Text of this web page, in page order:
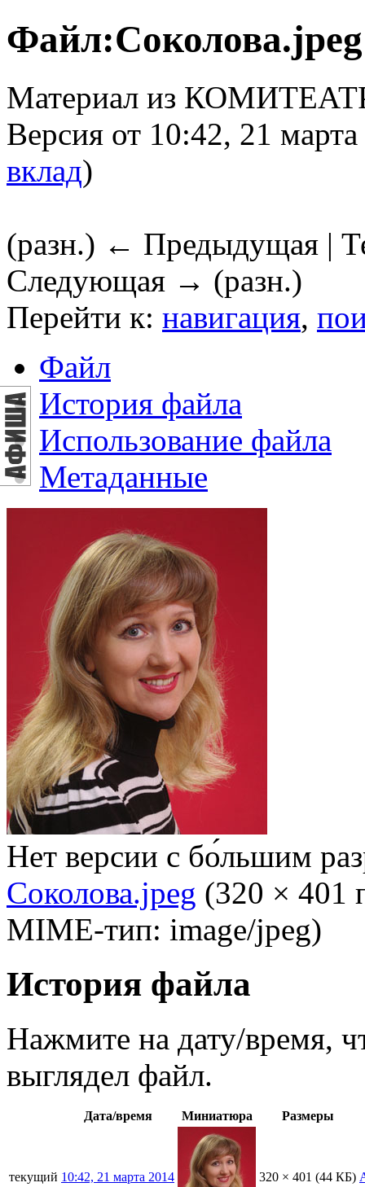
Файл:Соколова.jpeg
Материал из
Версия от 10:42, 21
вклад)
(разн.) ← Предыдущая |
Следующая → (разн.)
Перейти к: навигация,
Файл
История файла
Использование файла
Метаданные
Нет версии с бо́льшим
Соколова.jpeg (320 × 401
MIME-тип: image/jpeg)
История файла
Нажмите на дату/время,
выглядел файл.
Дата/время Миниатюра Размеры
текущий 10:42, 21 марта 2014 320 × 401 (44 КБ)